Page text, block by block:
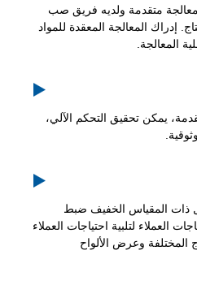
متقدمة ولديه فريق صب
إدراك المعالجة المعقدة للمواد
المعالجة.
يمكن تحقيق التحكم الآلي،
ذات المقياس الخفيف ضبط
العملاء لتلبية احتياجات العملاء
المختلفة وعرض الألواح